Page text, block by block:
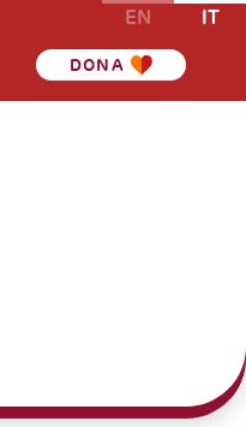
DONA
EN IT